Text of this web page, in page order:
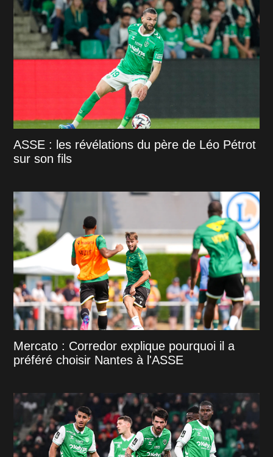
ASSE : les révélations du père de Léo Pétrot
sur son fils
Mercato : Corredor explique pourquoi il a
préféré choisir Nantes à l'ASSE